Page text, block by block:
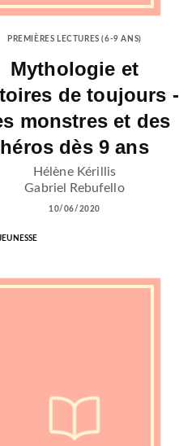
PREMIÈRES LECTURES (6-9 ANS)
Mythologie et
de toujours -
monstres et des
héros dès 9 ans
Hélène Kérillis
Gabriel Rebufello
10/06/2020